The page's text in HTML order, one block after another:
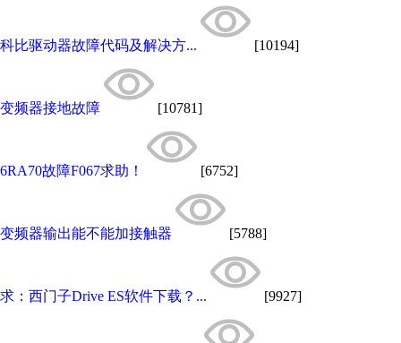
科比驱动器故障代码及解决方... [10194]
变频器接地故障 [10781]
6RA70故障F067求助！ [6752]
变频器输出能不能加接触器 [5788]
求：西门子Drive ES软件下载？... [9927]